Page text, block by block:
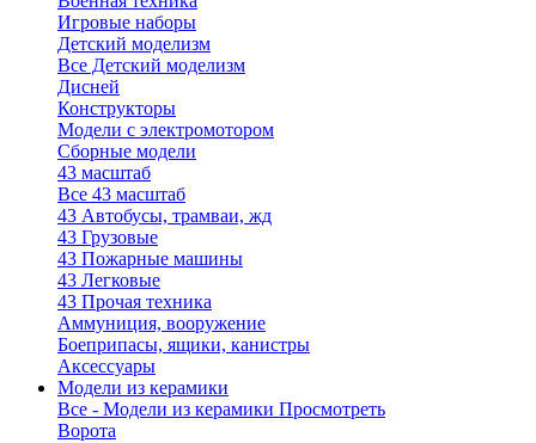
Игровые наборы
Детский моделизм
Все Детский моделизм
Дисней
Конструкторы
Модели с электромотором
Сборные модели
43 масштаб
Все 43 масштаб
43 Автобусы, трамваи, жд
43 Грузовые
43 Пожарные машины
43 Легковые
43 Прочая техника
Аммуниция, вооружение
Боеприпасы, ящики, канистры
Аксессуары
Модели из керамики
Все - Модели из керамики Просмотреть
Ворота